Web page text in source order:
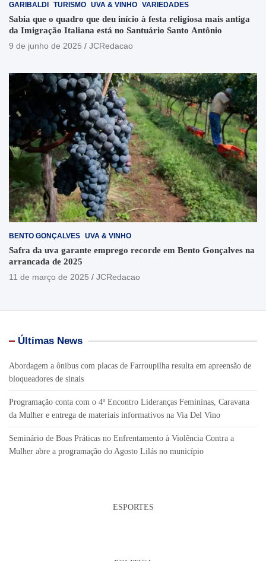
GARIBALDI TURISMO UVA & VINHO VARIEDADES
Sabia que o quadro que deu início à festa religiosa mais antiga
da Imigração Italiana está no Santuário Santo Antônio
9 de junho de 2025
JCRedacao
BENTO GONÇALVES UVA & VINHO
Safra da uva garante emprego recorde em Bento Gonçalves na
arrancada de 2025
11 de março de 2025
JCRedacao
Últimas News
Abordagem a ônibus com placas de Farroupilha resulta em apreensão de
bloqueadores de sinais
Programação conta com o 4º Encontro Lideranças Femininas, Caravana
da Mulher e entrega de materiais informativos na Via Del Vino
Seminário de Boas Práticas no Enfrentamento à Violência Contra a
Mulher abre a programação do Agosto Lilás no município
ESPORTES